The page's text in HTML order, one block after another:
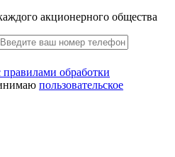
акционерного общества
правилами обработки
пользовательское